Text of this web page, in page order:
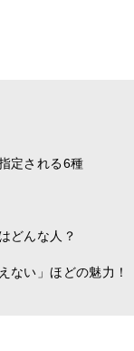
定される6種
どんな人？
ない」ほどの魅力！